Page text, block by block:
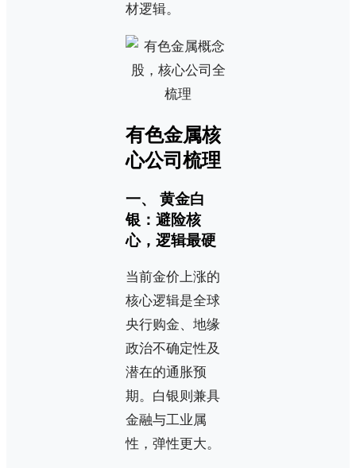
材逻辑。
有色金属核
心公司梳理
一、 黄金白
银：避险核
心，逻辑最硬
当前金价上涨的
核心逻辑是全球
央行购金、地缘
政治不确定性及
潜在的通胀预
期。白银则兼具
金融与工业属
性，弹性更大。